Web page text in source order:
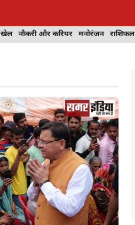
खेल नौकरी और करियर मनोरंजन राशिफल